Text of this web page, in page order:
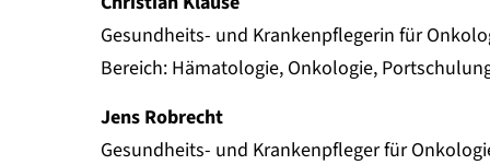
Gesundheits- und Krankenpflegerin für
Bereich: Hämatologie, Onkologie,
Jens Robrecht
Gesundheits- und Krankenpfleger für